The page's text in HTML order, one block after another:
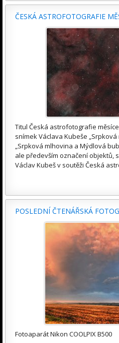
ČESKÁ ASTROFOTOGRAFIE
Titul Česká astrofotografie
snímek Václava Kubeše
„Srpková mlhovina a Mýdlová
ale především označení objektů,
Václav Kubeš v soutěži Česká
POSLEDNÍ ČTENÁŘSKÁ
Fotoaparát Nikon COOLPIX B500